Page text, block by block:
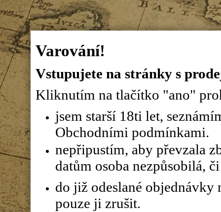
Varování!
Vstupujete na stránky s
Kliknutím na tlačítko "ano"
jsem starší 18ti let,
Obchodními podmínkami.
nepřipustím, aby převzala
datům osoba nezpůsobilá,
do již odeslané objednávky
pouze ji zrušit.